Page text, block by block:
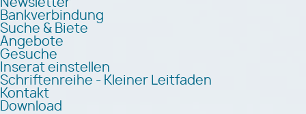
Newsletter
Bankverbindung
Suche & Biete
Angebote
Gesuche
Inserat einstellen
Schriftenreihe - Kleiner Leitfaden
Kontakt
Download